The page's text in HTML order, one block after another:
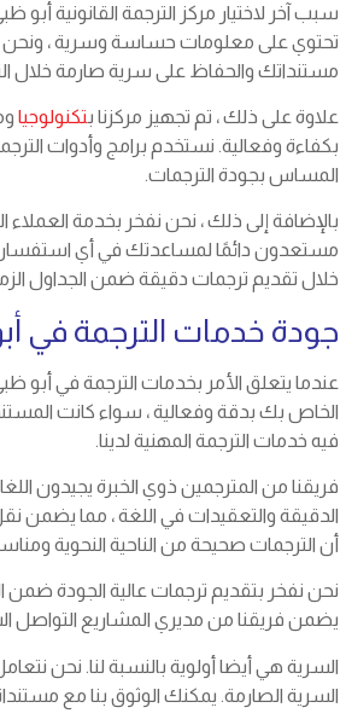
سبب آخر لاختيار مركز الترجمة القانونية أبو
تحتوي على معلومات حساسة وسرية ، ونحن
مستنداتك والحفاظ على سرية صارمة خلال
علاوة على ذلك ، تم تجهيز مركزنا بتكنولوجيا
بكفاءة وفعالية. نستخدم برامج وأدوات
المساس بجودة الترجمات.
بالإضافة إلى ذلك ، نحن نفخر بخدمة
مستعدون دائمًا لمساعدتك في أي
خلال تقديم ترجمات دقيقة ضمن الجداول
جودة خدمات الترجمة في
عندما يتعلق الأمر بخدمات الترجمة في أبو
الخاص بك بدقة وفعالية ، سواء كانت
فيه خدمات الترجمة المهنية لدينا.
فريقنا من المترجمين ذوي الخبرة يجيدون
الدقيقة والتعقيدات في اللغة ، مما يضمن
أن الترجمات صحيحة من الناحية النحوية
نحن نفخر بتقديم ترجمات عالية الجودة
يضمن فريقنا من مديري المشاريع التواصل
السرية هي أيضا أولوية بالنسبة لنا. نحن
السرية الصارمة. يمكنك الوثوق بنا مع